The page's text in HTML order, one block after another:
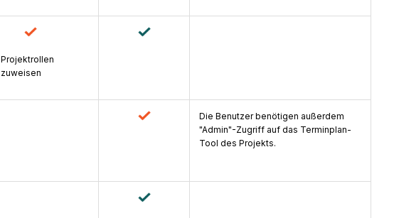
Projektrollen
zuweisen
Die Benutzer benötigen außerdem
"Admin"-Zugriff auf das Terminplan-
Tool des Projekts.